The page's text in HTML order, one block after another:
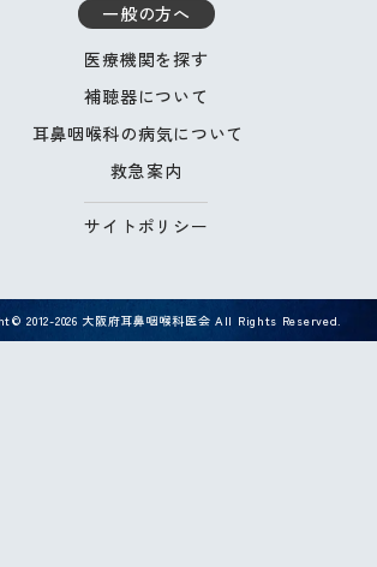
一般の方へ
医療機関を探す
補聴器について
耳鼻咽喉科の病気について
救急案内
サイトポリシー
2012-2026 大阪府耳鼻咽喉科医会 All Rights Reserved.